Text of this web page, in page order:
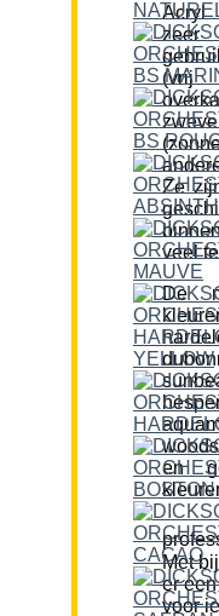
Acryl
zeer
Ze
veel
De
en
Mening van
Met
er
voor